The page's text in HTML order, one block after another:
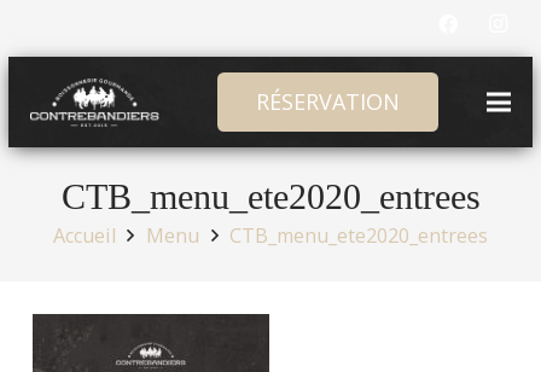
RÉSERVATION
CTB_menu_ete2020_entrees
Accueil Menu CTB_menu_ete2020_entrees